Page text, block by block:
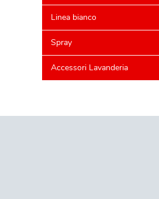
Linea bianco
Spray
Accessori Lavanderia